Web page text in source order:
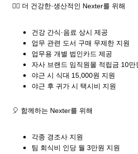
🚵‍♀️ 더 건강한·생산적인 Nexter를 위해
건강 간식·음료 상시 제공
업무 관련 도서 구매 무제한 지원
업무용 개별 법인카드 제공
자사 브랜드 임직원몰 적립금 10만
야근 시 식대 15,000원 지원
야근 후 귀가 시 택시비 지원
🎈 함께하는 Nexter를 위해
각종 경조사 지원
팀 회식비 인당 월 3만원 지원